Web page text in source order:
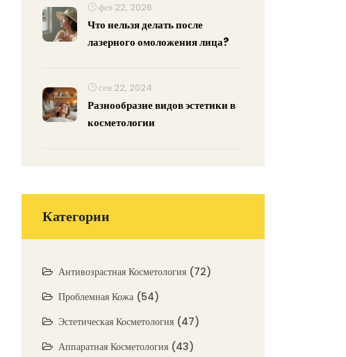
фев 22, 2026
Что нельзя делать после
лазерного омоложения лица?
сен 22, 2024
Разнообразие видов эстетики в
косметологии
Категории
Антивозрастная Косметология (72)
Проблемная Кожа (54)
Эстетическая Косметология (47)
Аппаратная Косметология (43)